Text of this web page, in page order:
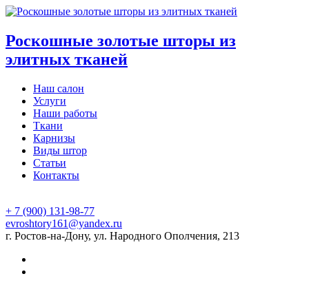
Роскошные золотые шторы из
элитных тканей
Наш салон
Услуги
Наши работы
Ткани
Карнизы
Виды штор
Статьи
Контакты
+ 7 (900) 131-98-77
evroshtory161@yandex.ru
г. Ростов-на-Дону, ул. Народного Ополчения, 213